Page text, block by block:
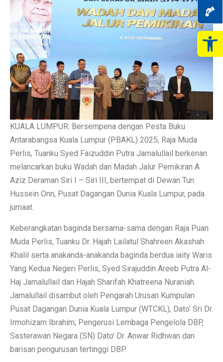
KUALA LUMPUR: Bersempena dengan Pesta Buku
Antarabangsa Kuala Lumpur (PBAKL) 2025, Raja Muda
Perlis, Tuanku Syed Faizuddin Putra Jamalullail berkenan
melancarkan buku Wadah dan Madah Jalur Pemikiran A
Aziz Deraman Siri I – Siri III, bertempat di Dewan Tun
Hussein Onn, Pusat Dagangan Dunia Kuala Lumpur, pada
jumaat.
Keberangkatan baginda bersama-sama dengan Raja Puan
Muda Perlis, Tuanku Dr. Hajah Lailatul Shahreen Akashah
Khalil serta anakanda-anakanda baginda berdua iaity Waris
Yang Kedua Negeri Perlis, Syed Sirajuddin Areeb Putra Al-
Haj Jamalullail dan Hajah Sharifah Khatreena Nuraniah
Jamalullail disambut oleh Pengarah Urusan Kumpulan
Pusat Dagangan Dunia Kuala Lumpur (WTCKL), Dato’ Sri Dr.
Irmohizam Ibrahim; Pengerusi Lembaga Pengelola DBP,
Sasterawan Negara (SN) Dato’ Dr. Anwar Ridhwan dan
barisan pengurusan tertinggi DBP.